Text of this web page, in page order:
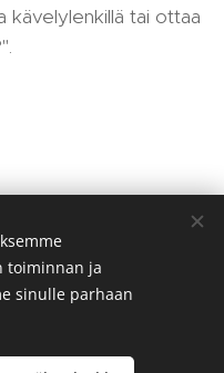
kävelylenkillä tai ottaa
Kiiski. Kaikki oikeudet
.
toiminnan ja
sinulle parhaan